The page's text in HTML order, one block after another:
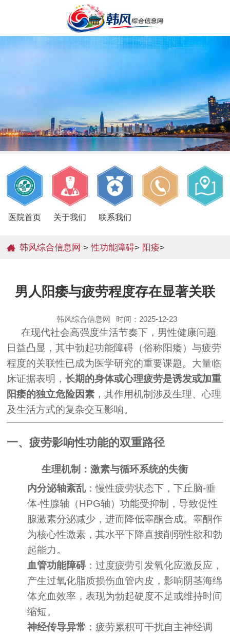
医院首页 关于我们 联系我们
韩风综合信息网 >性功能障碍> 阳痿>
男人阳痿与疲劳程度存在显著关联
韩风综合信息网 时间：2025-12-23
在现代社会高强度生活节奏下，男性健康问题
日益凸显，其中勃起功能障碍（俗称阳痿）与疲劳
程度的关联性已成为医学研究的重要课题。大量临
床证据表明，长期的身体或心理疲劳是诱发或加重
阳痿的独立危险因素 ，其作用机制涉及生理、心理
及生活方式的复杂交互影响。
一、疲劳影响性功能的双重路径
生理机制：激素与循环系统的失衡
内分泌轴紊乱：慢性疲劳状态下，下丘脑-垂
体-性腺轴（HPG轴）功能受抑制，导致促性
腺激素分泌减少，进而降低睾酮合成。睾酮作
为核心性激素，其水平下降直接削弱性欲和勃
起能力。
血管功能障碍：过度疲劳引发氧化应激反应，
产生过氧化脂质损伤血管内皮，影响阴茎海绵
体充血效率，表现为勃起硬度不足或维持时间
缩短。
神经传导异常 ：疲劳累积可干扰自主神经调